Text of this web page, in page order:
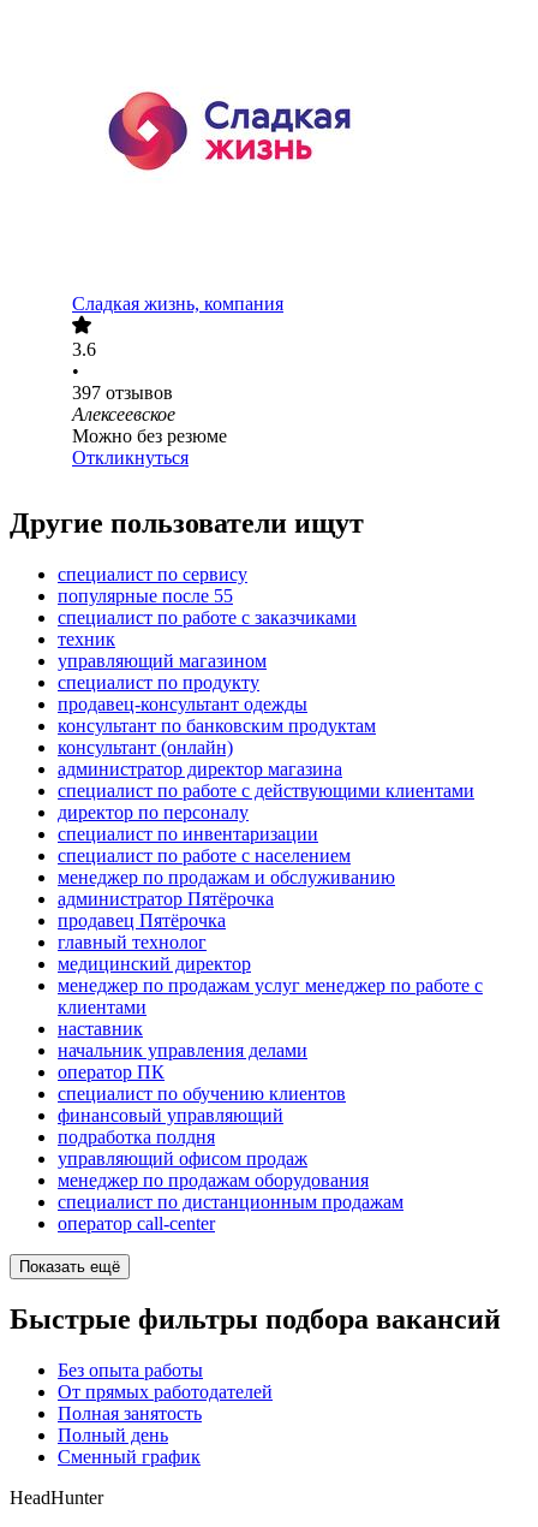
Сладкая жизнь, компания
3.6
•
397 отзывов
Алексеевское
Можно без резюме
Откликнуться
Другие пользователи ищут
специалист по сервису
популярные после 55
специалист по работе с заказчиками
техник
управляющий магазином
специалист по продукту
продавец-консультант одежды
консультант по банковским продуктам
консультант (онлайн)
администратор директор магазина
специалист по работе с действующими клиентами
директор по персоналу
специалист по инвентаризации
специалист по работе с населением
менеджер по продажам и обслуживанию
администратор Пятёрочка
продавец Пятёрочка
главный технолог
медицинский директор
менеджер по продажам услуг менеджер по работе с
клиентами
наставник
начальник управления делами
оператор ПК
специалист по обучению клиентов
финансовый управляющий
подработка полдня
управляющий офисом продаж
менеджер по продажам оборудования
специалист по дистанционным продажам
оператор call-center
Показать ещё
Быстрые фильтры подбора вакансий
Без опыта работы
От прямых работодателей
Полная занятость
Полный день
Сменный график
HeadHunter